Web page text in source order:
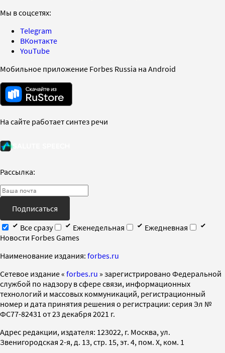
Мы в соцсетях:
Telegram
ВКонтакте
YouTube
Мобильное приложение Forbes Russia на Android
На сайте работает синтез речи
Рассылка:
Подписаться
Все сразу
Еженедельная
Ежедневная
Новости Forbes Games
Наименование издания: forbes.ru
Cетевое издание « forbes.ru » зарегистрировано Федеральной
службой по надзору в сфере связи, информационных
технологий и массовых коммуникаций, регистрационный
номер и дата принятия решения о регистрации: серия Эл №
ФС77-82431 от 23 декабря 2021 г.
Адрес редакции, издателя: 123022, г. Москва, ул.
Звенигородская 2-я, д. 13, стр. 15, эт. 4, пом. X, ком. 1